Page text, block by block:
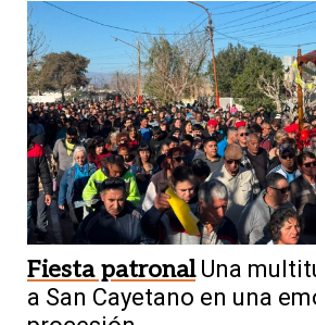
Fiesta patronal Una
a San Cayetano en una